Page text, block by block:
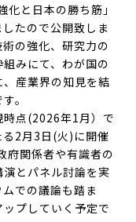
化と日本の勝ち筋」
たので公開致しま
の強化、研究力の
みにて、わが国の
産業界の知見を結
。
点(2026年1月）で
2月3日(火)に開催
府関係者や有識者の
とパネル討論を実
での議論も踏ま
プしていく予定で